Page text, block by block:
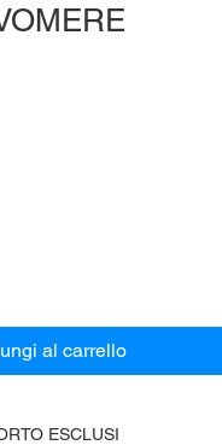
al carrello
ESCLUSI